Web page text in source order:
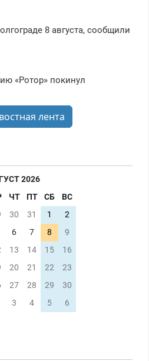
8 августа, сообщили
«Ротор» покинул
лента
2026
ЧТ ПТ СБ
ВС
30 31 1
2
6 7 8
9
13 14 15
16
20 21 22
23
27 28 29
30
3 4 5 6